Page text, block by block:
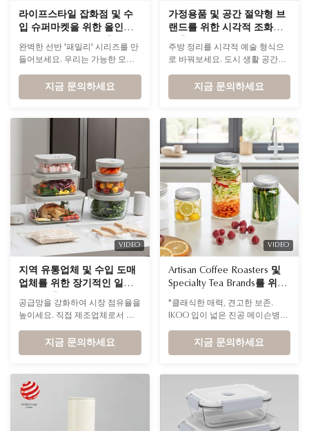
라이프스타일 잡화점 및 수
입 슈퍼마켓을 위한 올인원
한 크기의 진공 밀봉 유리병
완벽한 선반 '패밀리' 시리즈를 만
들어보세요. 우리는 가능한 모든
는 380ml에서 1500ml까지의 포
괄적인 크기 범위를 제공합니다.
공 뚜껑 시스템으로
지금 문의하세요
가정용품 및 공간 절약형 브
랜드를 위한 시각적 조화를
식품 보관 용기
주방 정리를 시각적 예술 형식으
로 바꿔보세요. 도시 생활 공간이
적층형 진공 시스템은 단순한 보
존 도구 그 이상입니다. 이는 공간
지금 문의하세요
VIDEO
지역 유통업체 및 수입 도매
업체를 위한 장기적인 일관
성을 갖춘 냄새 없는 유리 진
공 용기
공급망을 강화하여 시장 점유율을
높이세요. 직접 제조업체로서 당
사는 프리미엄 붕규산 용기를 위
한 대규모 생산 솔루션을 제공하
여 불필요한 간접비를 제거하고
지금 문의하세요
VIDEO
Artisan Coffee Roasters 및
Specialty Tea Brands를 위한
전문적인 디스플레이 미학을
갖춘 밀폐형 진공 밀봉 유리
"클래식한 매력, 견고한 보존.
IKOO 입이 넓은 진공 메이슨병은
100년 된 미학과 현대적이고 활동
적인 신선도 기술을 완벽하게 혼
합합니다. 스페셜티 커피 원두를
지금 문의하세요